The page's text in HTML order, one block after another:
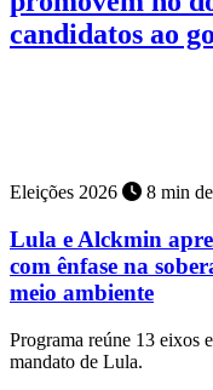
candidatos ao
Eleições 2026 8 min
Lula e Alckmin
com ênfase na
meio ambiente
Programa reúne 13 eixos
mandato de Lula.